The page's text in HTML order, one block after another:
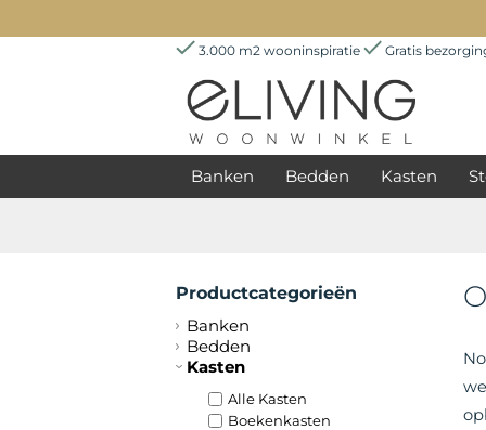
3.000 m2 wooninspiratie Gratis
Banken Bedden Kasten
Productcategorieën
Banken
Bedden
Kasten
Alle Kasten
Boekenkasten